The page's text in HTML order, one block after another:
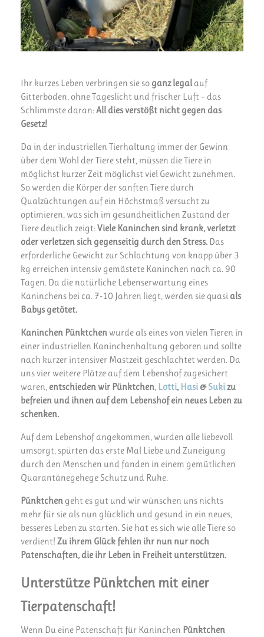
Ihr kurzes Leben verbringen sie so ganz legal auf
Gitterböden, ohne Tageslicht und frischer Luft – das
Schlimmste daran:All dies verstößt nicht gegen das
Gesetz!
Da in der industriellen Tierhaltung immer der Gewinn
über dem Wohl der Tiere steht, müssen die Tiere in
möglichst kurzer Zeit möglichst viel Gewicht zunehmen.
So werden die Körper der sanften Tiere durch
Qualzüchtungen auf ein Höchstmaß versucht zu
optimieren, was sich im gesundheitlichen Zustand der
Tiere deutlich zeigt:Viele Kaninchen sind krank, verletzt
oder verletzen sich gegenseitig durch den Stress. Das
erforderliche Gewicht zur Schlachtung von knapp über 3
kg erreichen intensiv gemästete Kaninchen nach ca. 90
Tagen. Da die natürliche Lebenserwartung eines
Kaninchens bei ca. 7-10 Jahren liegt, werden sie quasi als
Babys getötet.
Kaninchen Pünktchenwurde als eines von vielen Tieren in
einer industriellen Kaninchenhaltung geboren und sollte
nach kurzer intensiver Mastzeit geschlachtet werden. Da
uns vier weitere Plätze auf dem Lebenshof zugesichert
waren, entschieden wir Pünktchen, Lotti, Hasi &Sukizu
befreien und ihnen auf dem Lebenshof ein neues Leben zu
schenken.
Auf dem Lebenshof angekommen, wurden alle liebevoll
umsorgt, spürten das erste Mal Liebe und Zuneigung
durch den Menschen und fanden in einem gemütlichen
Quarantänegehege Schutz und Ruhe.
Pünktchen geht es gut und wir wünschen uns nichts
mehr für sie als nun glücklich und gesund in ein neues,
besseres Leben zu starten. Sie hat es sich wie alle Tiere so
verdient! Zu ihrem Glück fehlen ihr nun nur noch
Patenschaften, die ihr Leben in Freiheit unterstützen.
Unterstütze Pünktchen mit einer
Tierpatenschaft!
Wenn Du eine Patenschaft für Kaninchen Pünktchen